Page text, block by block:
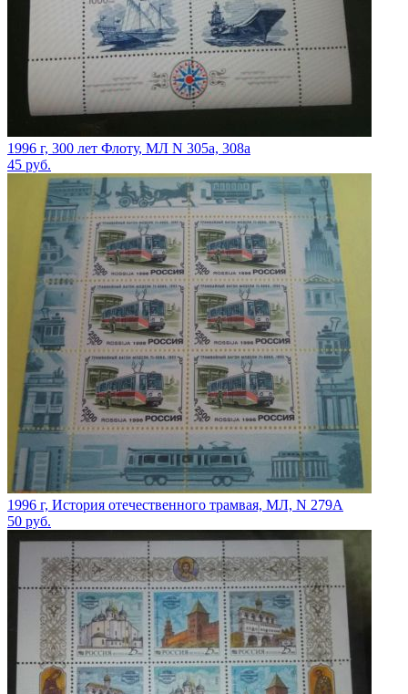
1996 г, 300 лет Флоту, МЛ N 305а, 308а
45 руб.
1996 г, История отечественного трамвая, МЛ, N 279A
50 руб.